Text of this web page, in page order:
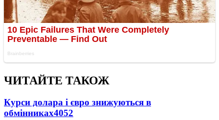
ЧИТАЙТЕ ТАКОЖ
Курси долара і євро знижуються в
обмінниках4052